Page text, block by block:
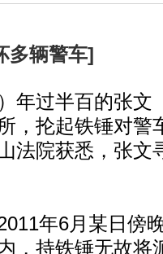
多辆警车]
过半百的张文
，抡起铁锤对警
法院获悉，张文
年6月某日傍
，持铁锤无故将